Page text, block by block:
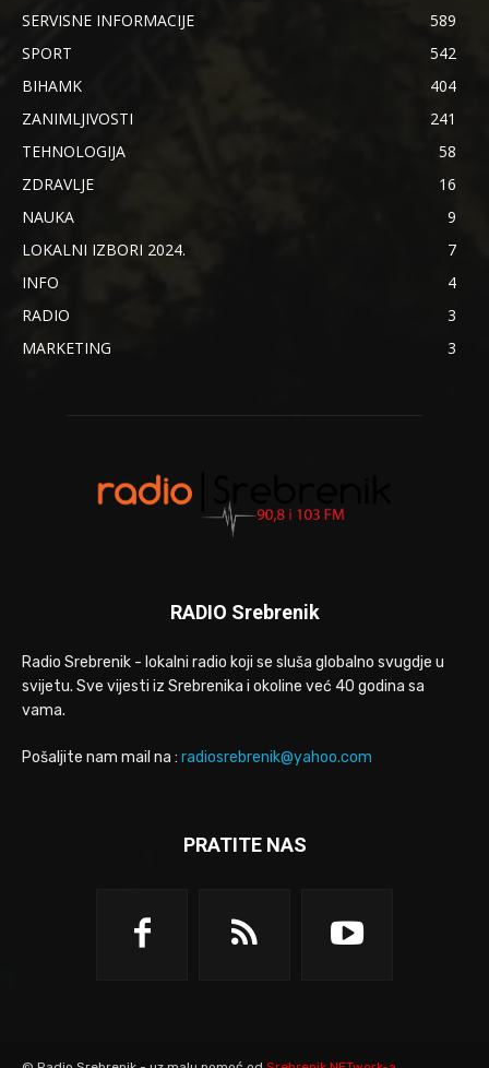
SERVISNE INFORMACIJE
589
SPORT
542
BIHAMK
404
ZANIMLJIVOSTI
241
TEHNOLOGIJA
58
ZDRAVLJE
16
NAUKA
9
LOKALNI IZBORI 2024.
7
INFO
4
RADIO
3
MARKETING
3
RADIO Srebrenik
Radio Srebrenik - lokalni radio koji se sluša globalno svugdje u
svijetu. Sve vijesti iz Srebrenika i okoline već 40 godina sa
vama.
Pošaljite nam mail na : radiosrebrenik@yahoo.com
PRATITE NAS